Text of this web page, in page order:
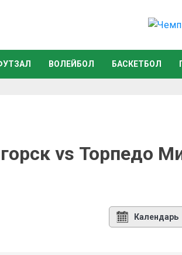
ВОЛЕЙБОЛ БАСКЕТБОЛ
vs Торпедо
Календарь